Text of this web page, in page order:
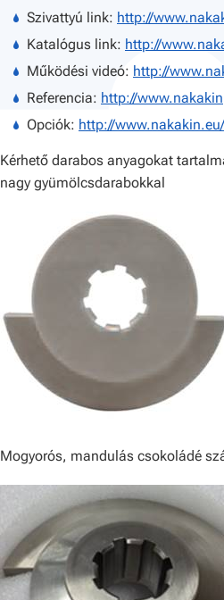
Szivattyú link: http://
Katalógus link: http://
Működési videó: http://
Referencia: http://
Opciók: http://
Kérhető darabos anyagokat
nagy gyümölcsdarabokkal
Mogyorós, mandulás csokoládé